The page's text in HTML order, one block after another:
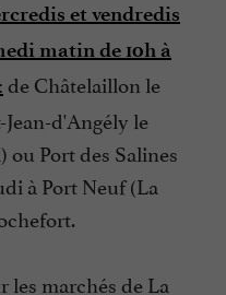
et vendredis
matin de 10h à
de Châtelaillon le
d'Angély le
Port des Salines
à Port Neuf (La
les marchés de La